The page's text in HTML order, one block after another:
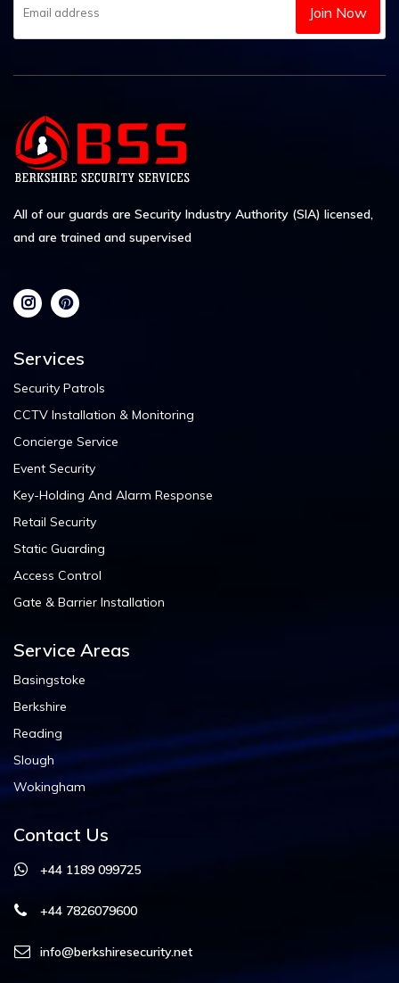
Join Now
All of our guards are Security Industry Authority (SIA) licensed,
and are trained and supervised
Services
Security Patrols
CCTV Installation & Monitoring
Concierge Service
Event Security
Key-Holding And Alarm Response
Retail Security
Static Guarding
Access Control
Gate & Barrier Installation
Service Areas
Basingstoke
Berkshire
Reading
Slough
Wokingham
Contact Us
+44 1189 099725
+44 7826079600
info@berkshiresecurity.net